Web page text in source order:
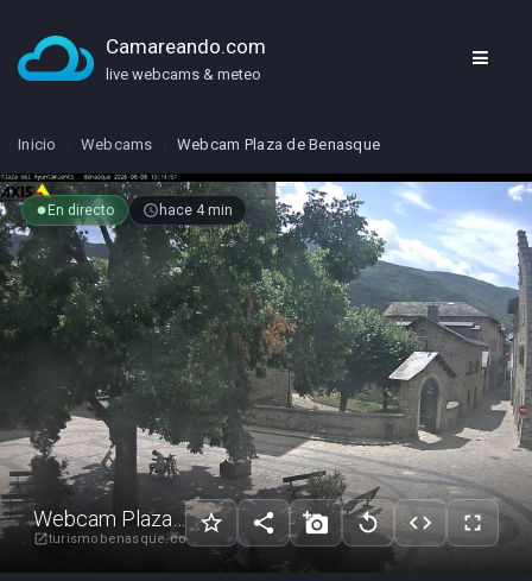
Camareando.com
live webcams & meteo
Inicio Webcams Webcam Plaza de Benasque
fiber_manual_record En directo access_time hace 4 min
Webcam Plaza de Benasque
open_in_newturismobenasque.com
star_border share add_a_photo replay code fullscreen